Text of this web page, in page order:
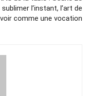
sublimer l’instant, l’art de
comme une vocation